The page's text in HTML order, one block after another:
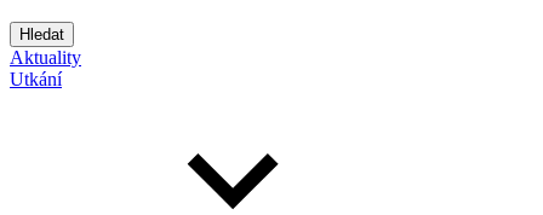
Hledat
Aktuality
Utkání